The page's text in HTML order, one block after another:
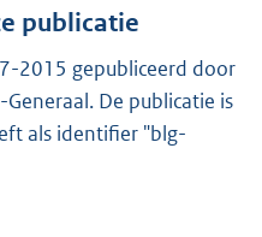
t
e
:
2
publicatie
2015 gepubliceerd door
De publicatie is
als identifier "blg-